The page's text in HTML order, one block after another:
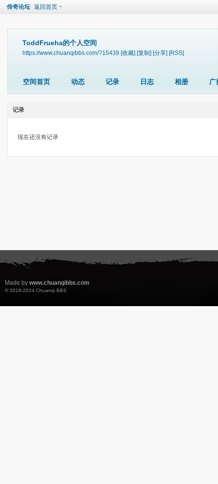
传奇论坛 返回首页
ToddFrueha的个人空间
https://www.chuanqibbs.com/?15439 [收藏] [复制] [分享] [RSS]
空间首页 动态 记录 日志 相册 广
记录
现在还没有记录
Made by www.chuanqibbs.com
© 2018-2024 Chuanqi BBS